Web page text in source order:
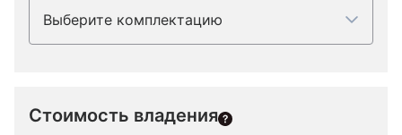
Выберите комплектацию
Стоимость владения